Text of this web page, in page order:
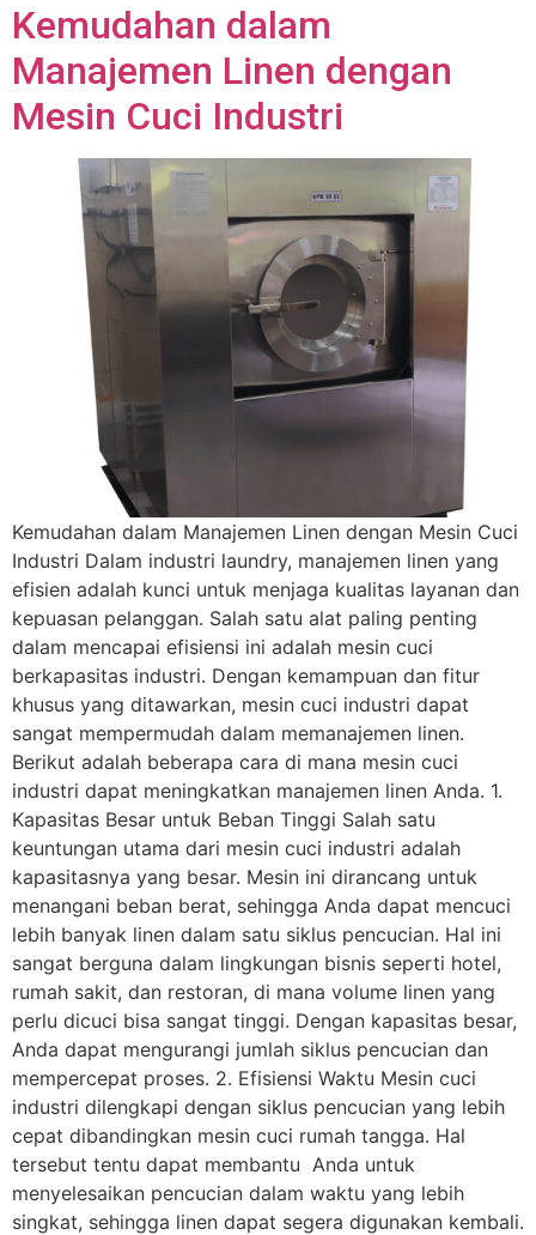
Kemudahan dalam
Manajemen Linen dengan
Mesin Cuci Industri
Kemudahan dalam Manajemen Linen dengan Mesin Cuci
Industri Dalam industri laundry, manajemen linen yang
efisien adalah kunci untuk menjaga kualitas layanan dan
kepuasan pelanggan. Salah satu alat paling penting
dalam mencapai efisiensi ini adalah mesin cuci
berkapasitas industri. Dengan kemampuan dan fitur
khusus yang ditawarkan, mesin cuci industri dapat
sangat mempermudah dalam memanajemen linen.
Berikut adalah beberapa cara di mana mesin cuci
industri dapat meningkatkan manajemen linen Anda. 1.
Kapasitas Besar untuk Beban Tinggi Salah satu
keuntungan utama dari mesin cuci industri adalah
kapasitasnya yang besar. Mesin ini dirancang untuk
menangani beban berat, sehingga Anda dapat mencuci
lebih banyak linen dalam satu siklus pencucian. Hal ini
sangat berguna dalam lingkungan bisnis seperti hotel,
rumah sakit, dan restoran, di mana volume linen yang
perlu dicuci bisa sangat tinggi. Dengan kapasitas besar,
Anda dapat mengurangi jumlah siklus pencucian dan
mempercepat proses. 2. Efisiensi Waktu Mesin cuci
industri dilengkapi dengan siklus pencucian yang lebih
cepat dibandingkan mesin cuci rumah tangga. Hal
tersebut tentu dapat membantu Anda untuk
menyelesaikan pencucian dalam waktu yang lebih
singkat, sehingga linen dapat segera digunakan kembali.